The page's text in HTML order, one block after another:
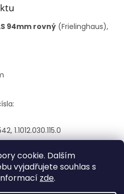
cookie. Dalším
vyjadřujete souhlas s
zde.
94mm rovný (Frielinghaus),
1.1012.030.115.0